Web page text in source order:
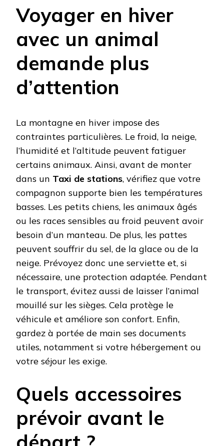
Voyager en hiver
avec un animal
demande plus
d’attention
La montagne en hiver impose des
contraintes particulières. Le froid, la neige,
l’humidité et l’altitude peuvent fatiguer
certains animaux. Ainsi, avant de monter
dans un Taxi de stations, vérifiez que votre
compagnon supporte bien les températures
basses. Les petits chiens, les animaux âgés
ou les races sensibles au froid peuvent avoir
besoin d’un manteau. De plus, les pattes
peuvent souffrir du sel, de la glace ou de la
neige. Prévoyez donc une serviette et, si
nécessaire, une protection adaptée. Pendant
le transport, évitez aussi de laisser l’animal
mouillé sur les sièges. Cela protège le
véhicule et améliore son confort. Enfin,
gardez à portée de main ses documents
utiles, notamment si votre hébergement ou
votre séjour les exige.
Quels accessoires
prévoir avant le